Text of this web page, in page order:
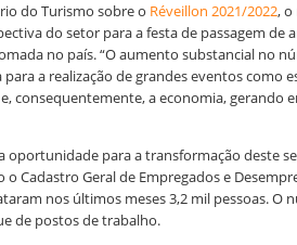
do Turismo sobre o Réveillon 2021/2022,
do setor para a festa de passagem de
no país. “O aumento substancial no
a realização de grandes eventos como
consequentemente, a economia, gerando
para a transformação deste
Cadastro Geral de Empregados e
nos últimos meses 3,2 mil pessoas. O
de postos de trabalho.